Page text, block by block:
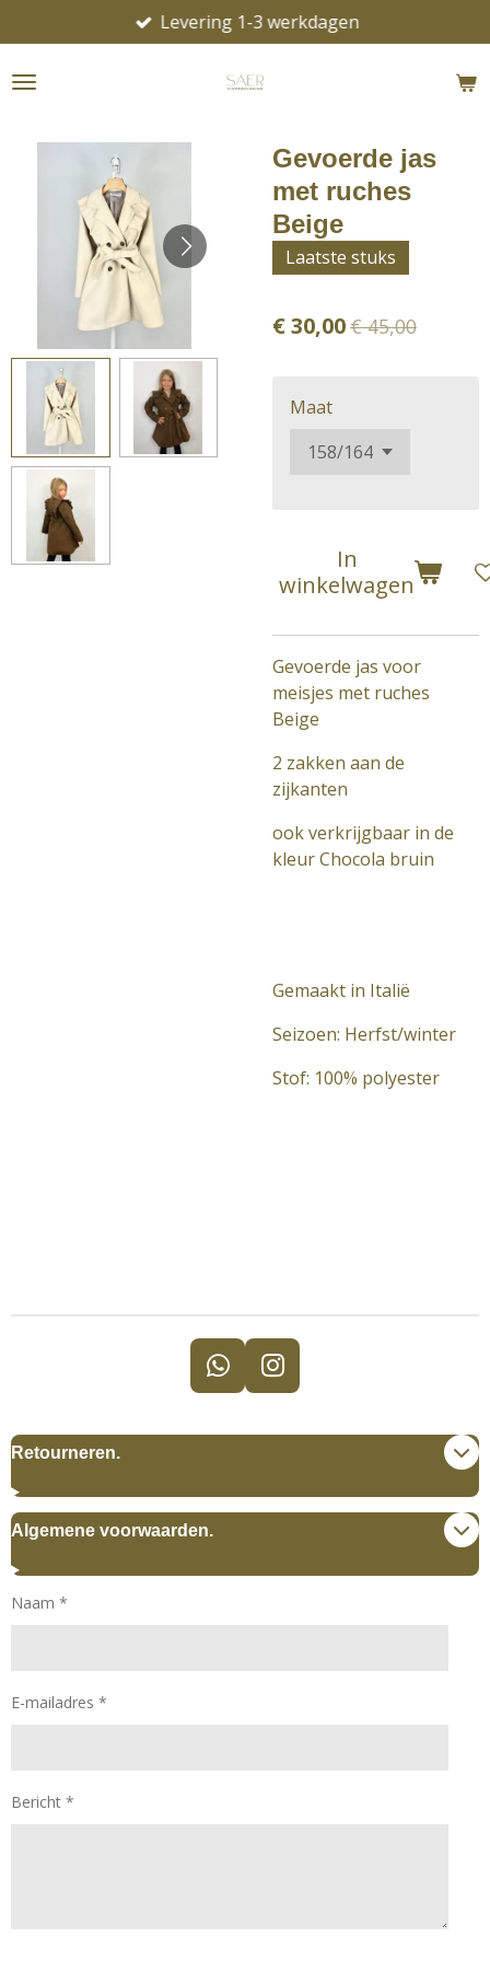
direct
naar
Levering 1-3 werkdagen
Gevoerde jas
met ruches
Beige
Laatste stuks
€ 30,00€ 45,00
Maat
In
winkelwagen
Gevoerde jas voor
meisjes met ruches
Beige
2 zakken aan de
zijkanten
ook verkrijgbaar in de
kleur Chocola bruin
Gemaakt in Italië
Seizoen: Herfst/winter
Stof: 100% polyester
W
h
a
A
I
n
s
g
Retourneren.
Algemene voorwaarden.
Naam *
E-mailadres *
Bericht *